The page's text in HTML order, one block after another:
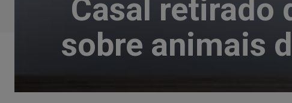
Casal retirado
sobre animais